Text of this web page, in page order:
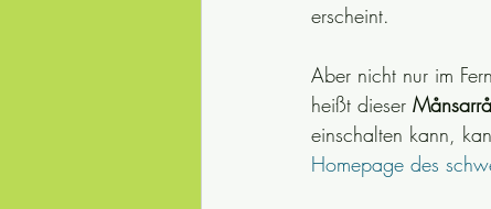
erscheint.
Aber nicht nur im
heißt dieser
einschalten kann,
Homepage des